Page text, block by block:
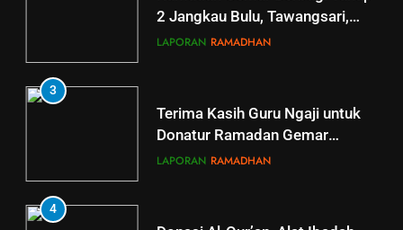
2 Jangkau Bulu, Tawangsari,
Baki, Kartosuro
LAPORAN RAMADHAN
3
Terima Kasih Guru Ngaji untuk
Donatur Ramadan Gemar
Berbagi
LAPORAN RAMADHAN
4